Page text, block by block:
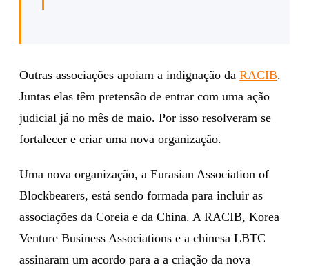
Outras associações apoiam a indignação da RACIB.
Juntas elas têm pretensão de entrar com uma ação
judicial já no mês de maio. Por isso resolveram se
fortalecer e criar uma nova organização.
Uma nova organização, a Eurasian Association of
Blockbearers, está sendo formada para incluir as
associações da Coreia e da China. A RACIB, Korea
Venture Business Associations e a chinesa LBTC
assinaram um acordo para a a criação da nova